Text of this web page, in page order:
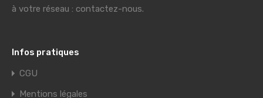
à votre réseau : contactez-nous.
Infos pratiques
CGU
Mentions légales